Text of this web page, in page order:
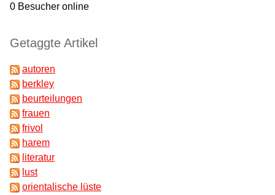
0 Besucher online
Getaggte Artikel
autoren
berkley
beurteilungen
frauen
frivol
harem
literatur
lust
orientalische lüste